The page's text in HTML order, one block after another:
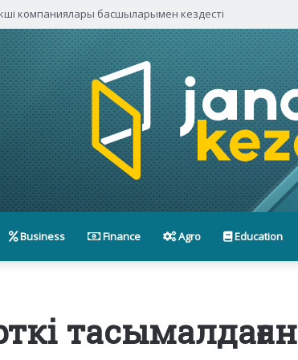
компаниялары басшыларымен кездесті
Business Finance Agro Education
тасымалдаған